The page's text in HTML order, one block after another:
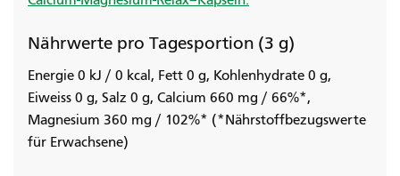
Nährwerte pro Tagesportion (3 g)
Energie 0 kJ / 0 kcal, Fett 0 g, Kohlenhydrate 0 g,
Eiweiss 0 g, Salz 0 g, Calcium 660 mg / 66%*,
Magnesium 360 mg / 102%* (*Nährstoffbezugswerte
für Erwachsene)